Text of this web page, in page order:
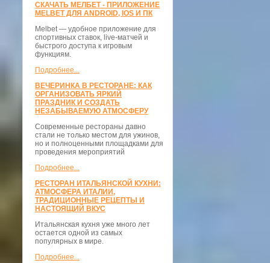
СКАЧАТЬ МЕЛБЕТ - ПРИЛОЖЕНИЕ
MELBET ДЛЯ ANDROID, IOS И ПК
Melbet — удобное приложение для
спортивных ставок, live-матчей и
быстрого доступа к игровым
функциям.
Подробнее...
ВЕЧЕРИНКА В РЕСТОРАНЕ: КАК
ОРГАНИЗОВАТЬ ЯРКИЙ
ПРАЗДНИК И СОЗДАТЬ
НЕЗАБЫВАЕМУЮ АТМОСФЕРУ
Современные рестораны давно
стали не только местом для ужинов,
но и полноценными площадками для
проведения мероприятий
Подробнее...
РЕСТОРАН ИТАЛЬЯНСКОЙ КУХНИ:
АТМОСФЕРА ИТАЛИИ,
ТРАДИЦИОННЫЕ РЕЦЕПТЫ И
НАСТОЯЩИЙ ВКУС
Итальянская кухня уже много лет
остается одной из самых
популярных в мире.
Подробнее...